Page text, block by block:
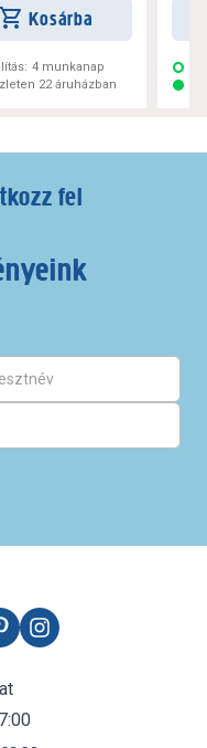
Kosárba
4 munkanap
22 áruházban
fel